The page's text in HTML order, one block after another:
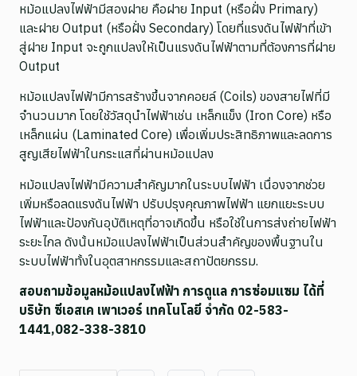
หม้อแปลงไฟฟ้ามีสองฝาย คือฝาย Input (หรือฝั่ง Primary)
และฝาย Output (หรือฝั่ง Secondary) โดยที่แรงดันไฟฟ้าที่เข้า
สู่ฝาย Input จะถูกแปลงให้เป็นแรงดันไฟฟ้าตามที่ต้องการที่ฝาย
Output
หม้อแปลงไฟฟ้ามีการสร้างขึ้นจากคอยล์ (Coils) ของสายไฟที่มี
จำนวนมาก โดยใช้วัสดุนำไฟฟ้าเช่น เหล็กแข็ง (Iron Core) หรือ
เหล็กแผ่น (Laminated Core) เพื่อเพิ่มประสิทธิภาพและลดการ
สูญเสียไฟฟ้าในกระแสที่ผ่านหม้อแปลง
หม้อแปลงไฟฟ้ามีความสำคัญมากในระบบไฟฟ้า เนื่องจากช่วย
เพิ่มหรือลดแรงดันไฟฟ้า ปรับปรุงคุณภาพไฟฟ้า แยกแยะระบบ
ไฟฟ้าและป้องกันอุบัติเหตุที่อาจเกิดขึ้น หรือใช้ในการส่งถ่ายไฟฟ้า
ระยะไกล ดังนั้นหม้อแปลงไฟฟ้าเป็นส่วนสำคัญของพื้นฐานใน
ระบบไฟฟ้าทั้งในอุตสาหกรรมและสถาปัตยกรรม.
สอบถามข้อมูลหม้อแปลงไฟฟ้า การดูแล การซ่อมแซม ได้ที่
บริษัท ซีเอสเค เพาเวอร์ เทคโนโลยี จำกัด 02-583-
1441,082-338-3810